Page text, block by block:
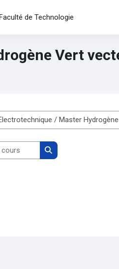
de Technologie
Vert
Rechercher des cours